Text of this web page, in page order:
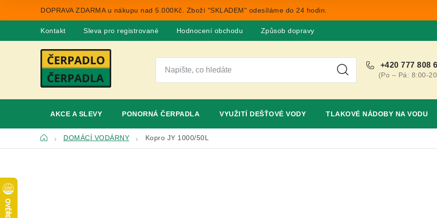
DOPRAVA ZDARMA u nákupu nad 5.000Kč. Zboží "SKLADEM" odesíláme do 24 hodin.
Kontakt Sleva pro registrované Hodnocení obchodu Způsob dopravy
+420 777 808
(Po – Pá: 8:00-
AKCE A SLEVY PONORNÁ ČERPADLA VYUŽITÍ DEŠŤOVÉ VODY TLAKOVÉ NÁDOBY NA VODU
DomůDOMÁCÍ VODÁRNY Kopro JY 1000/50L